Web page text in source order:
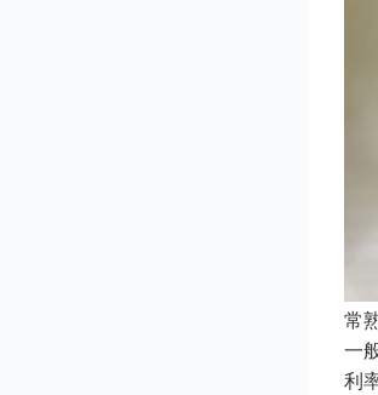
常
一
利